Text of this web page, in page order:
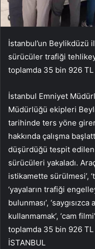
İstanbul’un
sürücüler trafiği
toplamda 35 bin 926 TL
İstanbul Emniyet
Müdürlüğü ekipleri
tarihinde ters yöne
hakkında çalışma
düşürdüğü tespit edilen
sürücüleri yakaladı.
istikamette sürülmesi’,
‘yayaların trafiği
bulunması’,
kullanmamak’, ‘cam
toplamda 35 bin 926 TL
İSTANBUL